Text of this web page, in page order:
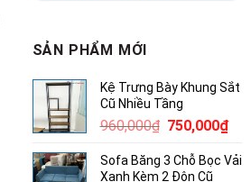
SẢN PHẨM MỚI
Kệ Trưng Bày Khung Sắt
Cũ Nhiều Tầng
960,000₫ Giá
là:
750,000₫Giá
tại
Sofa Băng 3 Chỗ Bọc Vải
Xanh Kèm 2 Đôn Cũ